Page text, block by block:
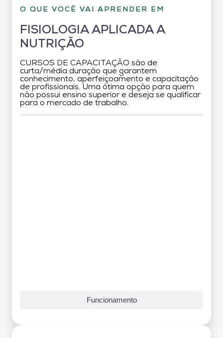
O QUE VOCÊ VAI APRENDER EM
FISIOLOGIA APLICADA A
NUTRIÇÃO
CURSOS DE CAPACITAÇÃO são de
curta/média duração que garantem
conhecimento, aperfeiçoamento e capacitação
de profissionais. Uma ótima opção para quem
não possui ensino superior e deseja se qualificar
para o mercado de trabalho.
Funcionamento